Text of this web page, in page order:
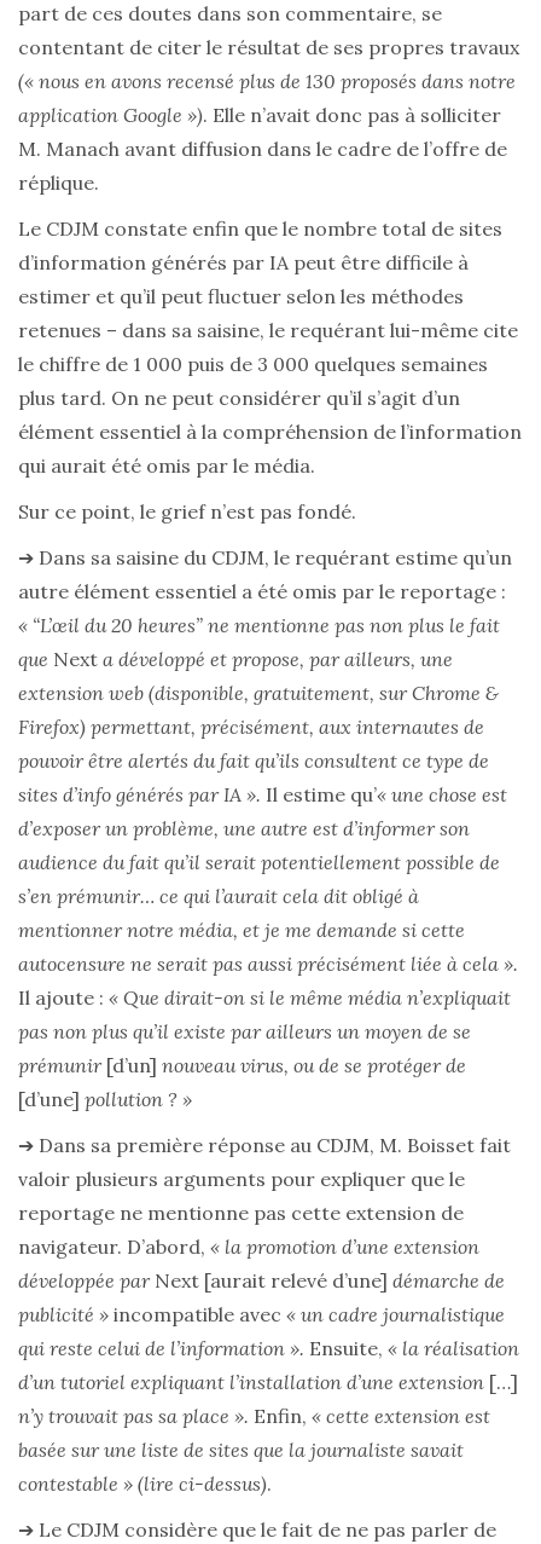
part de ces doutes dans son commentaire, se
contentant de citer le résultat de ses propres travaux
(« nous en avons recensé plus de 130 proposés dans notre
application Google »). Elle n’avait donc pas à solliciter
M. Manach avant diffusion dans le cadre de l’offre de
réplique.
Le CDJM constate enfin que le nombre total de sites
d’information générés par IA peut être difficile à
estimer et qu’il peut fluctuer selon les méthodes
retenues – dans sa saisine, le requérant lui-même cite
le chiffre de 1 000 puis de 3 000 quelques semaines
plus tard. On ne peut considérer qu’il s’agit d’un
élément essentiel à la compréhension de l’information
qui aurait été omis par le média.
Sur ce point, le grief n’est pas fondé.
➔ Dans sa saisine du CDJM, le requérant estime qu’un
autre élément essentiel a été omis par le reportage :
« “L’œil du 20 heures” ne mentionne pas non plus le fait
que Next a développé et propose, par ailleurs, une
extension web (disponible, gratuitement, sur Chrome &
Firefox) permettant, précisément, aux internautes de
pouvoir être alertés du fait qu’ils consultent ce type de
sites d’info générés par IA ». Il estime qu’« une chose est
d’exposer un problème, une autre est d’informer son
audience du fait qu’il serait potentiellement possible de
s’en prémunir… ce qui l’aurait cela dit obligé à
mentionner notre média, et je me demande si cette
autocensure ne serait pas aussi précisément liée à cela ».
Il ajoute : « Que dirait-on si le même média n’expliquait
pas non plus qu’il existe par ailleurs un moyen de se
prémunir [d’un] nouveau virus, ou de se protéger de
[d’une] pollution ? »
➔ Dans sa première réponse au CDJM, M. Boisset fait
valoir plusieurs arguments pour expliquer que le
reportage ne mentionne pas cette extension de
navigateur. D’abord, « la promotion d’une extension
développée par Next [aurait relevé d’une] démarche de
publicité » incompatible avec « un cadre journalistique
qui reste celui de l’information ». Ensuite, « la réalisation
d’un tutoriel expliquant l’installation d’une extension […]
n’y trouvait pas sa place ». Enfin, « cette extension est
basée sur une liste de sites que la journaliste savait
contestable » (lire ci-dessus).
➔ Le CDJM considère que le fait de ne pas parler de